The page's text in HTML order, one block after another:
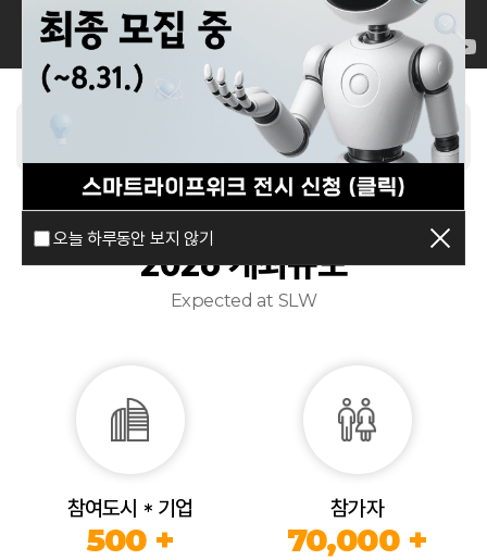
오늘 하루동안 보지 않기
사전 등록 전시 신청
2026 개최규모
Expected at SLW
참여도시 * 기업
500 +
참가자
70,000 +